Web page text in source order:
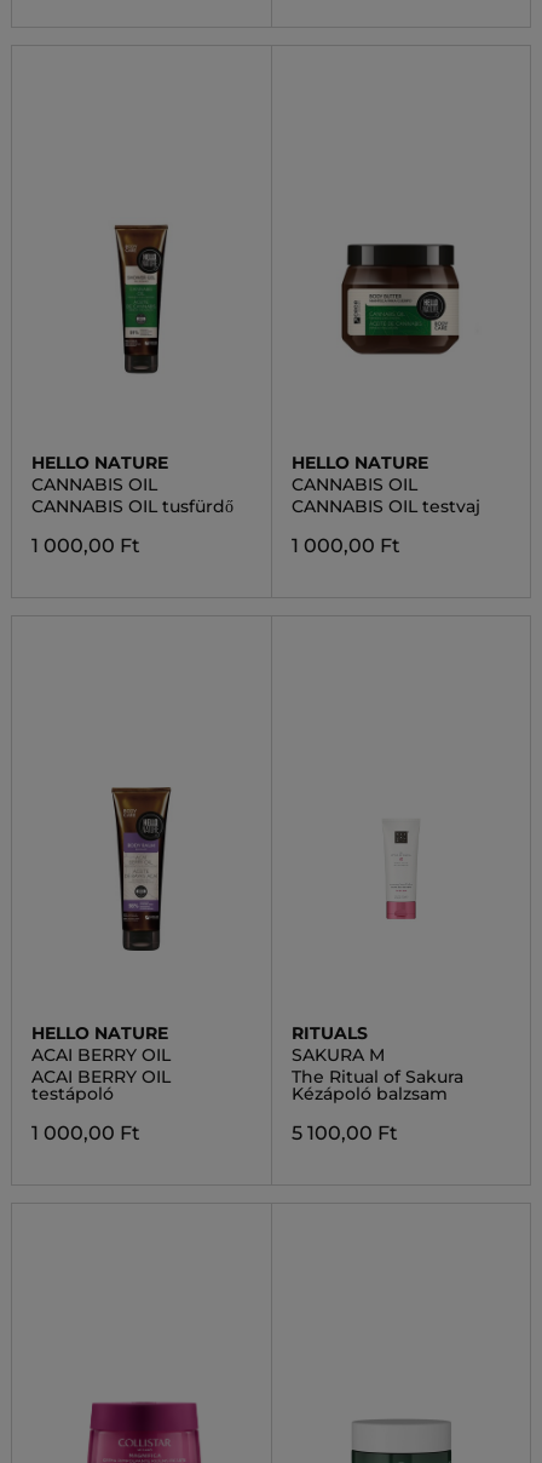
HELLO NATURE
CANNABIS OIL
CANNABIS OIL tusfürdő
1 000,00 Ft
HELLO NATURE
CANNABIS OIL
CANNABIS OIL testvaj
1 000,00 Ft
HELLO NATURE
ACAI BERRY OIL
ACAI BERRY OIL
testápoló
1 000,00 Ft
RITUALS
SAKURA M
The Ritual of Sakura
Kézápoló balzsam
5 100,00 Ft